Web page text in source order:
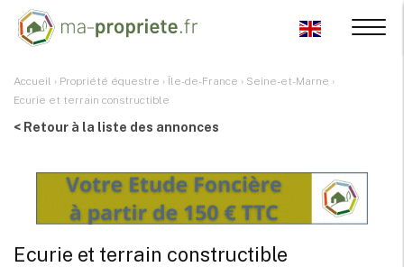
Accueil › Propriété équestre › Île-de-France › Seine-et-Marne ›
Ecurie et terrain constructible
< Retour à la liste des annonces
Ecurie et terrain constructible